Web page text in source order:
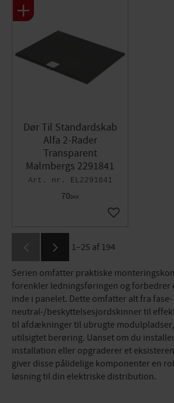
Dør Til Standardskab
Alfa 2-Rader
Transparent
Malmbergs 2291841
EL2291841
70DKK
Gem som favorit
1–25 af 194
Serien omfatter praktiske
forenkler ledningsføringen og forbedrer
inde i panelet. Dette omfatter alt fra fase-
neutral-/beskyttelsesjordskinner til
til afdækninger til ubrugte
utilsigtet berøring. Uanset om du
installation eller opgraderer et
giver disse pålidelige komponenter en
løsning til din elektriske distribution.